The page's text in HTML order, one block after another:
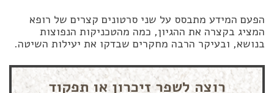
הפעם המידע מתבסס על שני סרטונים קצרים של רופא
המציג בקצרה את ההגיון, כמה מהטכניקות הנפוצות
בנושא, ובעיקר הרבה מחקרים שבדקו את יעילות השיטה.
רוצה לשפר זיכרון או תפקוד